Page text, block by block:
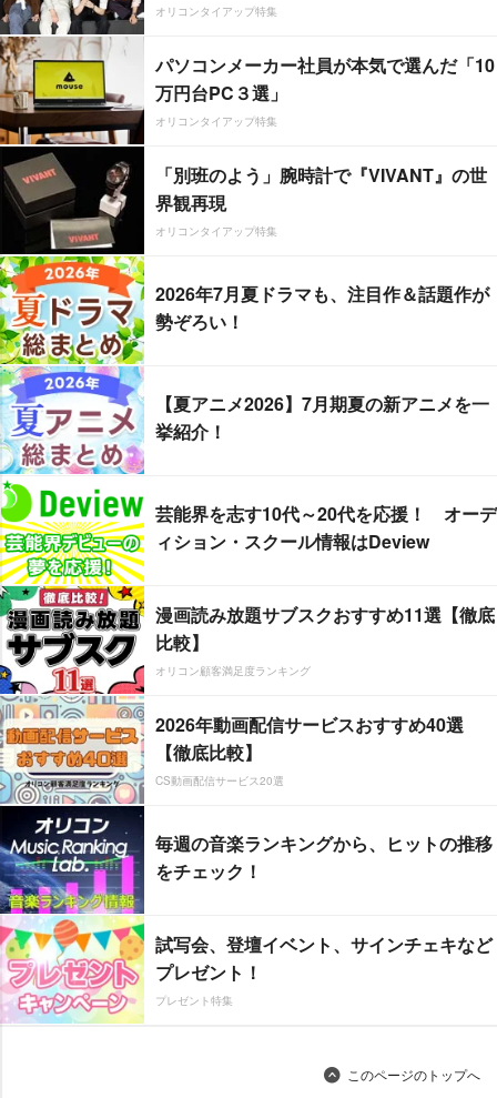
オリコンタイアップ特集
パソコンメーカー社員が本気で選んだ「10
万円台PC３選」
オリコンタイアップ特集
「別班のよう」腕時計で『VIVANT』の世
界観再現
オリコンタイアップ特集
2026年7月夏ドラマも、注目作＆話題作が
勢ぞろい！
【夏アニメ2026】7月期夏の新アニメを一
挙紹介！
芸能界を志す10代～20代を応援！ オーデ
ィション・スクール情報はDeview
漫画読み放題サブスクおすすめ11選【徹底
比較】
オリコン顧客満足度ランキング
2026年動画配信サービスおすすめ40選
【徹底比較】
CS動画配信サービス20選
毎週の音楽ランキングから、ヒットの推移
をチェック！
試写会、登壇イベント、サインチェキなど
プレゼント！
プレゼント特集
このページのトップへ